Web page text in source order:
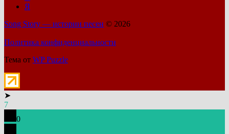
Я
Song Story — истории песен © 2026
Политика конфиденциальности
Тема от WP Puzzle
➤
7
0